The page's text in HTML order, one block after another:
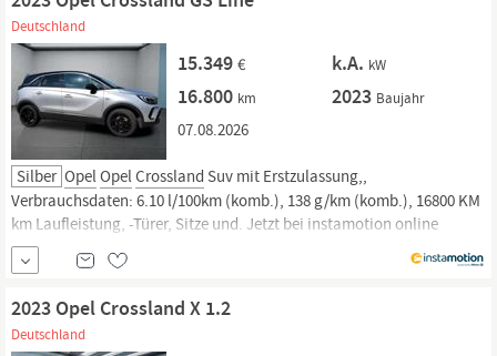
Deutschland
15.349 € k.A. kW
16.800 km 2023 Baujahr
07.08.2026
Silber OpelOpelCrossland Suv mit Erstzulassung,,
Verbrauchsdaten: 6.10 l/100km (komb.), 138 g/km (komb.), 16800 KM
km Laufleistung, -Türer, Sitze und. Jetzt bei instamotion online
kaufen oder günstig finanzieren. Nur geprüfte Fahrzeuge mit
Garantie, 14 Tage Rückgaberecht und Lieferung vor die Haustür. Jetzt
2023 Opel Crossland X 1.2
Deutschland